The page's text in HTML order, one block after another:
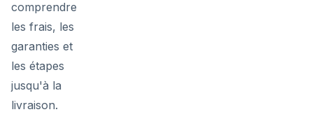
comprendre
les frais, les
garanties et
les étapes
jusqu'à la
livraison.